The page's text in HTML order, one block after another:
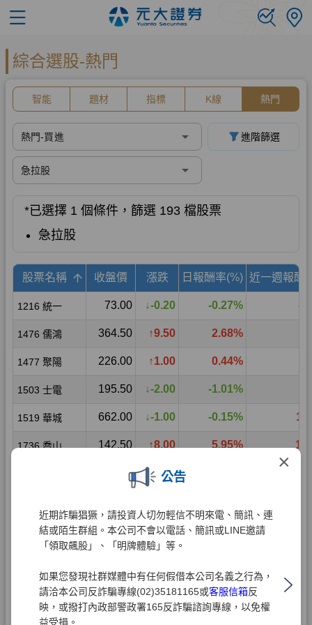
×
公告
近期詐騙猖獗，請投資人切勿輕信不明來電、簡訊、連
結或陌生群組。本公司不會以電話、簡訊或LINE邀請
「領取飆股」、「明牌體驗」等。
如果您發現社群媒體中有任何假借本公司名義之行為，
請洽本公司反詐騙專線(02)35181165或客服信箱反
映，或撥打內政部警政署165反詐騙諮詢專線，以免權
益受損。